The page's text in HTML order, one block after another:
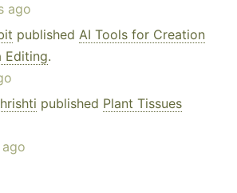
ago
published AI Tools for Creation
Editing.
published Plant Tissues